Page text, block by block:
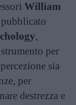
William
,
per
sia
per
destrezza e